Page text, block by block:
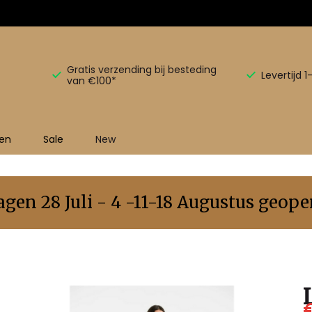
Gratis verzending bij besteding
van €100*
Levertijd
Sale New
28 Juli - 4 -11-18 Augustus